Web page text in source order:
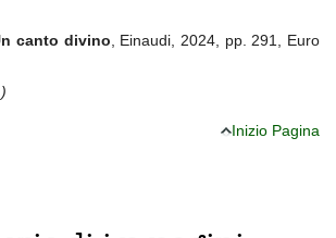
canto divino , Einaudi, 2024, pp. 291, Euro
Inizio Pagina